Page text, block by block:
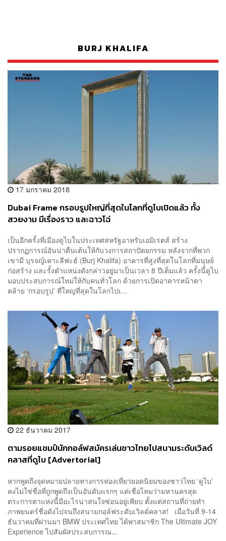
BURJ KHALIFA
17 มกราคม 2018
Dubai Frame กรอบรูปใหญ่ที่สุดในโลกที่ดูไบเปิดแล้ว ทั้ง
สวยงาม มีเรื่องราว และฉาวโฉ่
เป็นอีกครั้งที่เมืองดูไบในประเทศสหรัฐอาหรับเอมิเรตส์ สร้าง
ปรากฏการณ์อันน่าตื่นเต้นให้กับวงการสถาปัตยกรรม หลังจากที่พวก
เขามี บุรจญ์เคาะลีฟะฮ์ (Burj Khalifa) อาคารที่สูงที่สุดในโลกที่มนุษย์
ก่อสร้าง และรั้งตำแหน่งดังกล่าวอยู่มาเป็นเวลา 8 ปีเต็มแล้ว ครั้งนี้ดูไบ
มอบประสบการณ์ใหม่ให้กับคนทั่วโลก ด้วยการเปิดอาคารหน้าตา
คล้าย ‘กรอบรูป’ ที่ใหญ่ที่สุดในโลกไปเ...
22 ธันวาคม 2017
ตามรอยแชมป์นักกอล์ฟสมัครเล่นชาวไทยไปสนามระดับเวิลด์
คลาสที่ดูไบ [Advertorial]
หากพูดถึงจุดหมายปลายทางการท่องเที่ยวยอดนิยมของชาวไทย ‘ดูไบ’
คงไม่ใช่ชื่อที่ถูกพูดถึงเป็นอันดับแรกๆ แต่เชื่อไหมว่ามหานครสุด
ตระการตาแห่งนี้มีอะไรน่าสนใจซ่อนอยู่เพียบ ตั้งแต่สถานที่ถ่ายทำ
ภาพยนตร์ชื่อดังไปจนถึงสนามกอล์ฟระดับเวิลด์คลาส! เมื่อวันที่ 9-14
ธันวาคมที่ผ่านมา BMW ประเทศไทย ได้พาสมาชิก The Ultimate JOY
Experience ไปสัมผัสประสบการณ...